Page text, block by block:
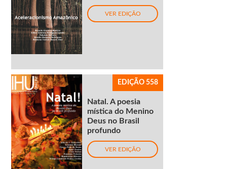
VER EDIÇÃO
EDIÇÃO 558
Natal. A poesia
mística do Menino
Deus no Brasil
profundo
VER EDIÇÃO